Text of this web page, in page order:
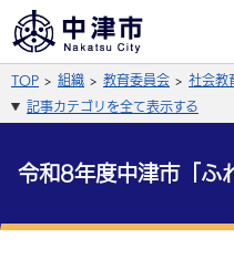
や
文
拡大
公式SNS
Facebook X
サイト内検索
TOP 組織 教育委員会
社会教
記事カテゴリを全て表示する
令和8年度中津市「ふ